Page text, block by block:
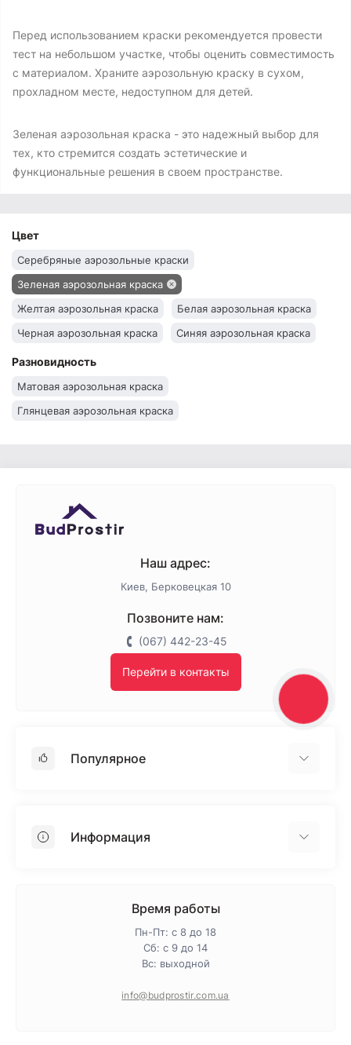
Перед использованием краски рекомендуется провести
тест на небольшом участке, чтобы оценить совместимость
с материалом. Храните аэрозольную краску в сухом,
прохладном месте, недоступном для детей.
Зеленая аэрозольная краска - это надежный выбор для
тех, кто стремится создать эстетические и
функциональные решения в своем пространстве.
Цвет
Серебряные аэрозольные краски
Зеленая аэрозольная краска
Желтая аэрозольная краска
Белая аэрозольная краска
Черная аэрозольная краска
Синяя аэрозольная краска
Серые аэрозольные краски
Разновидность
Матовая аэрозольная краска
Глянцевая аэрозольная краска
Наш адрес:
Киев, Берковецкая 10
Позвоните нам:
(067) 442-23-45
Перейти в контакты
Популярное
ПенопластИнформация
Политика конфиденциальности
Время работы
Пн-Пт: с 8 до 18
Сб: с 9 до 14
Вс: выходной
info@budprostir.com.ua